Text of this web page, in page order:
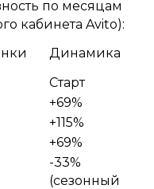
по месяцам
кабинета Avito):
Динамика
Старт
+69%
+115%
+69%
-33%
(сезонный